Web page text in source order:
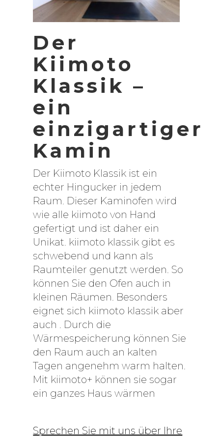
Der
Kiimoto
Klassik –
ein
einzigartiger
Kamin
Der Kiimoto Klassik ist ein
echter Hingucker in jedem
Raum. Dieser Kaminofen wird
wie alle kiimoto von Hand
gefertigt und ist daher ein
Unikat. kiimoto klassik gibt es
schwebend und kann als
Raumteiler genutzt werden. So
können Sie den Ofen auch in
kleinen Räumen. Besonders
eignet sich kiimoto klassik aber
auch . Durch die
Wärmespeicherung können Sie
den Raum auch an kalten
Tagen angenehm warm halten.
Mit kiimoto+ können sie sogar
ein ganzes Haus wärmen
Sprechen Sie mit uns über Ihre